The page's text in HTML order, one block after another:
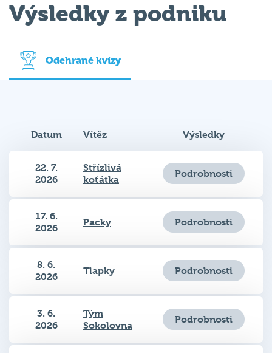
Výsledky z podniku
Odehrané kvízy
Datum Vítěz Výsledky
22. 7.
2026
Střízlivá
koťátka
Podrobnosti
17. 6.
2026
Packy Podrobnosti
8. 6.
2026
Tlapky Podrobnosti
3. 6.
2026
Tým
Sokolovna
Podrobnosti